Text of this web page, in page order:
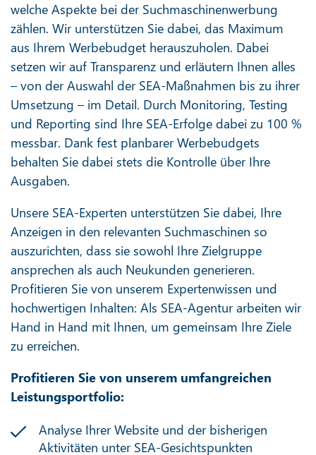
welche Aspekte bei der Suchmaschinenwerbung
zählen. Wir unterstützen Sie dabei, das Maximum
aus Ihrem Werbebudget herauszuholen. Dabei
setzen wir auf Transparenz und erläutern Ihnen alles
– von der Auswahl der SEA-Maßnahmen bis zu ihrer
Umsetzung – im Detail. Durch Monitoring, Testing
und Reporting sind Ihre SEA-Erfolge dabei zu 100 %
messbar. Dank fest planbarer Werbebudgets
behalten Sie dabei stets die Kontrolle über Ihre
Ausgaben.
Unsere SEA-Experten unterstützen Sie dabei, Ihre
Anzeigen in den relevanten Suchmaschinen so
auszurichten, dass sie sowohl Ihre Zielgruppe
ansprechen als auch Neukunden generieren.
Profitieren Sie von unserem Expertenwissen und
hochwertigen Inhalten: Als SEA-Agentur arbeiten wir
Hand in Hand mit Ihnen, um gemeinsam Ihre Ziele
zu erreichen.
Profitieren Sie von unserem umfangreichen
Leistungsportfolio:
Analyse Ihrer Website und der bisherigen
Aktivitäten unter SEA-Gesichtspunkten